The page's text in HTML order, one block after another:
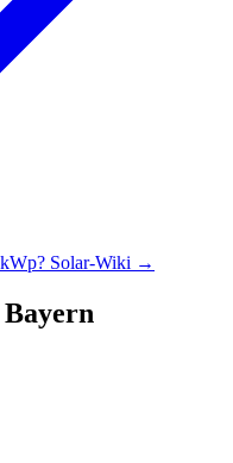
Solar-Wiki →